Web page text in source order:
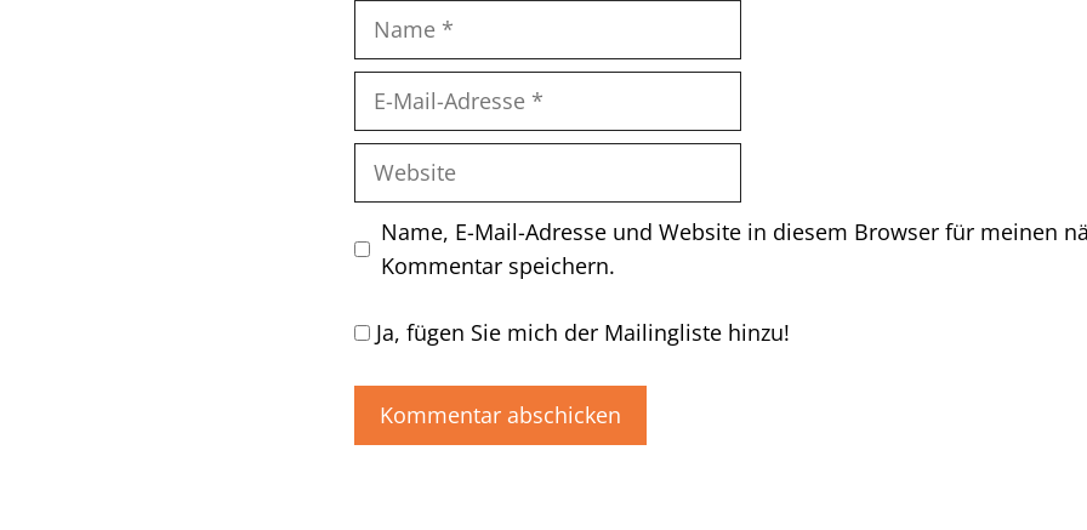
Name
Website
Name, E-Mail-Adresse und Website in diesem Browser für meinen
Kommentar speichern.
Ja, fügen Sie mich der Mailingliste hinzu!